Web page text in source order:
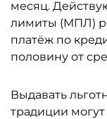
месяц.
лимиты (МПЛ)
платёж по
половину от
Выдавать
традиции